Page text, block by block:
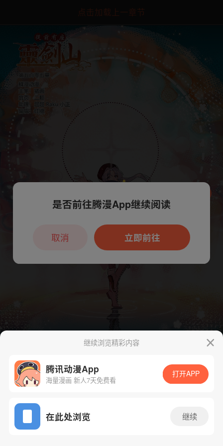
点击加载上一章节
App免费看
下一话 腾漫App免费看
继续浏览精彩内容
腾讯动漫App
海量漫画 新人7天免费看
打开APP
在此处浏览 继续
本章节仅支持App阅读，可打开App新用
户7天免费看
是否前往腾漫App继续阅读
立即前往
取消